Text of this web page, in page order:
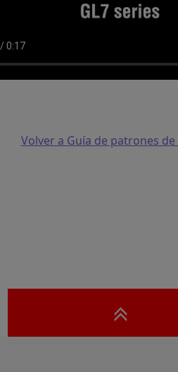
Volver a Guía de patrones